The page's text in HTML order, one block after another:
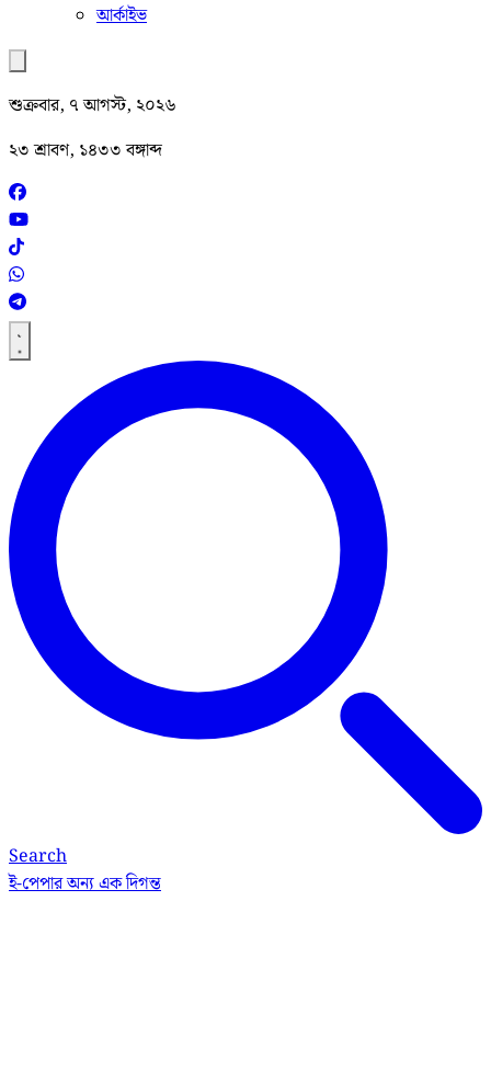
আর্কাইভ
শুক্রবার, ৭ আগস্ট, ২০২৬
২৩ শ্রাবণ, ১৪৩৩ বঙ্গাব্দ
Search
ই-পেপারঅন্য এক দিগন্ত